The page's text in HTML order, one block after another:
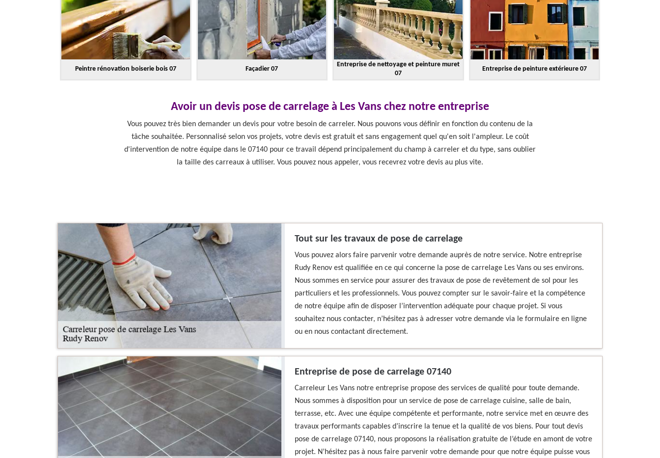
Peintre rénovation boiserie bois 07 Façadier 07
Entreprise de nettoyage et peinture muret
07
Entreprise de peinture extérieure 07
Avoir un devis pose de carrelage à Les Vans chez notre entreprise
Vous pouvez très bien demander un devis pour votre besoin de carreler. Nous pouvons vous définir en fonction du contenu de la
tâche souhaitée. Personnalisé selon vos projets, votre devis est gratuit et sans engagement quel qu'en soit l'ampleur. Le coût
d'intervention de notre équipe dans le 07140 pour ce travail dépend principalement du champ à carreler et du type, sans oublier
la taille des carreaux à utiliser. Vous pouvez nous appeler, vous recevrez votre devis au plus vite.
Tout sur les travaux de pose de carrelage
Vous pouvez alors faire parvenir votre demande auprès de notre service. Notre entreprise
Rudy Renov est qualifiée en ce qui concerne la pose de carrelage Les Vans ou ses environs.
Nous sommes en service pour assurer des travaux de pose de revêtement de sol pour les
particuliers et les professionnels. Vous pouvez compter sur le savoir-faire et la compétence
de notre équipe afin de disposer l’intervention adéquate pour chaque projet. Si vous
souhaitez nous contacter, n’hésitez pas à adresser votre demande via le formulaire en ligne
ou en nous contactant directement.
Entreprise de pose de carrelage 07140
Carreleur Les Vans notre entreprise propose des services de qualité pour toute demande.
Nous sommes à disposition pour un service de pose de carrelage cuisine, salle de bain,
terrasse, etc. Avec une équipe compétente et performante, notre service met en œuvre des
travaux performants capables d’inscrire la tenue et la qualité de vos biens. Pour tout devis
pose de carrelage 07140, nous proposons la réalisation gratuite de l’étude en amont de votre
projet. N’hésitez pas à nous faire parvenir votre demande pour que notre équipe puisse vous